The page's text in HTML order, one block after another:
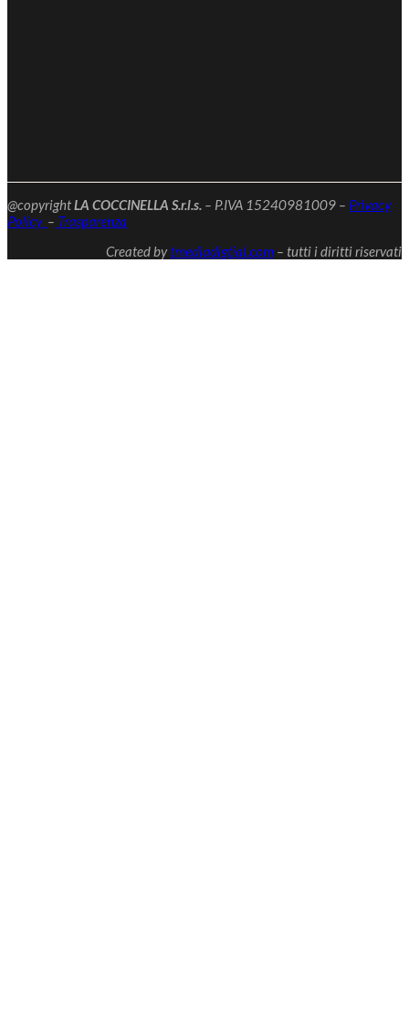
@copyrightLA COCCINELLA S.r.l.s. – P.IVA 15240981009 – Privacy
Policy – Trasparenza
Created bytmediadigtial.com – tutti i diritti riservati